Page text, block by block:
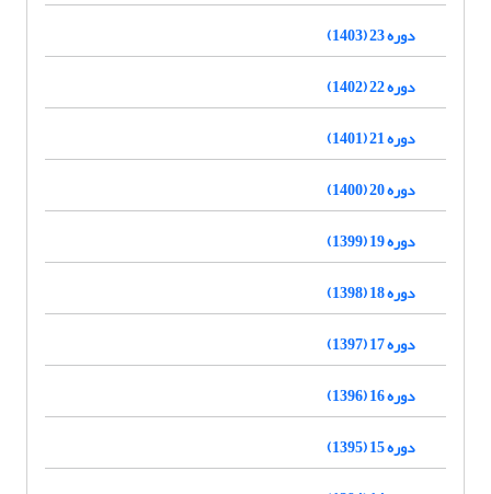
دوره 23 (1403)
دوره 22 (1402)
دوره 21 (1401)
دوره 20 (1400)
دوره 19 (1399)
دوره 18 (1398)
دوره 17 (1397)
دوره 16 (1396)
دوره 15 (1395)